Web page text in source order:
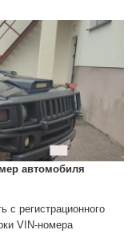
автомобиля
регистрационного
VIN-номера